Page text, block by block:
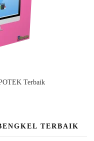
Terbaik
TERBAIK